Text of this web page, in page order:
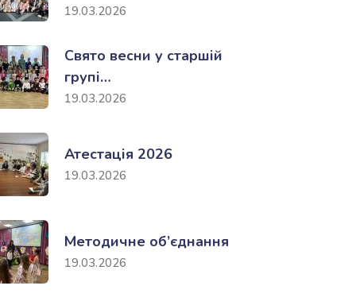
19.03.2026
Свято весни у старшій
групі…
19.03.2026
Атестація 2026
19.03.2026
Методичне об’єднання
19.03.2026